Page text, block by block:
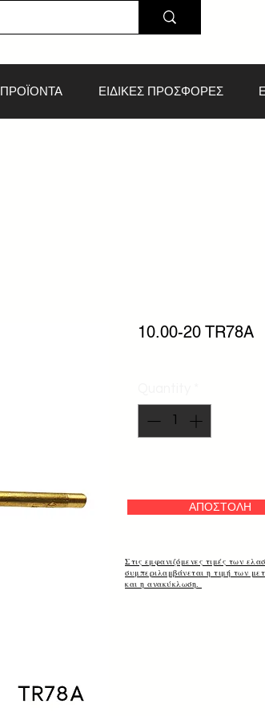
ΠΡΟΪΟΝΤΑ ΕΙΔΙΚΕΣ ΠΡΟΣΦΟΡΕΣ
10.00-20 TR78A
ΑΠΟΣΤΟΛΗ
Στις εμφανιζόμενες τιμές των
συμπεριλαμβάνεται η τιμή των
και η ανακύκλωση.